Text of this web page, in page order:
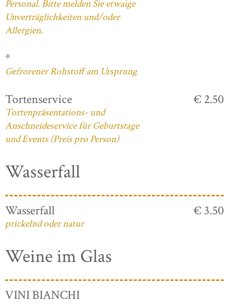
Personal. Bitte melden Sie etwaige
Unverträglichkeiten und/oder
Allergien.
*
Gefrorener Rohstoff am Ursprung
Tortenservice
Tortenpräsentations- und
Anschneideservice für Geburtstage
und Events (Preis pro Person)
€ 2.50
Wasserfall
Wasserfall
prickelnd oder natur
€ 3.50
Weine im Glas
VINI BIANCHI